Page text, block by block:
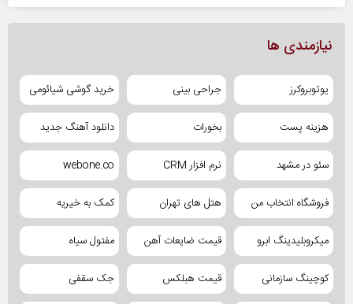
نیازمندی ها
یوتوبروکرز جراحی بینی خرید گوشی شیائومی
هزینه پست بخورات دانلود آهنگ جدید
سئو در مشهد نرم افزار CRM webone.co
فروشگاه انتخاب من هتل های تهران کمک به خیریه
میکروبلیدینگ ابرو قیمت ضایعات آهن مفتول سیاه
کوچینگ سازمانی قیمت هبلکس جک سقفی